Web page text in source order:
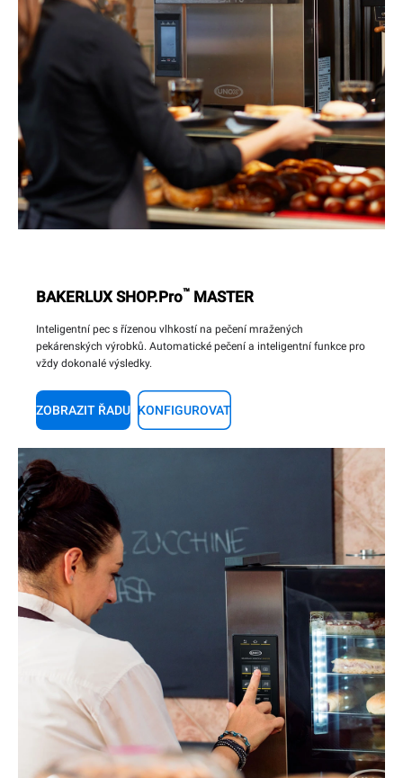
BAKERLUX SHOP.Pro™ MASTER
Inteligentní pec s řízenou vlhkostí na pečení mražených
pekárenských výrobků. Automatické pečení a inteligentní funkce pro
vždy dokonalé výsledky.
ZOBRAZIT ŘADU KONFIGUROVAT